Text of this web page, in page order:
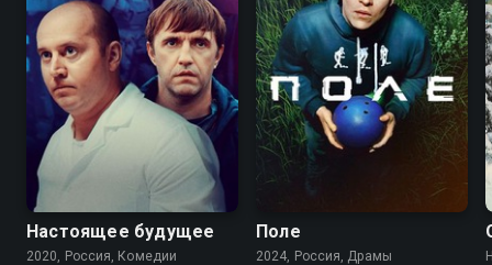
6.0 5.1
Настоящее будущее
2020, Россия, Комедии
6.1
Поле
2024, Россия, Драмы